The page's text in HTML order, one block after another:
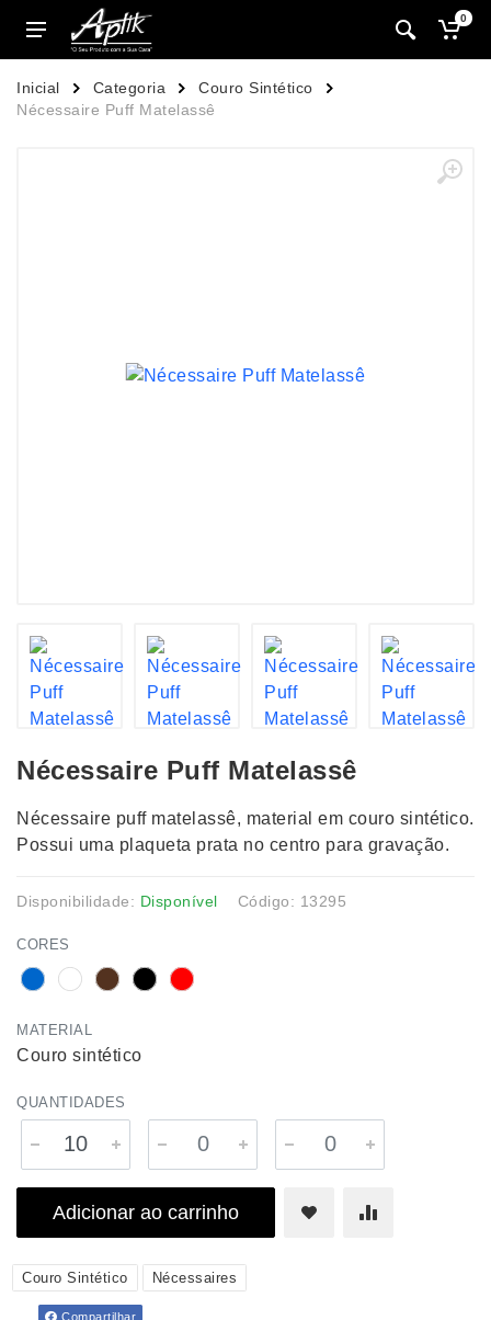
0
Inicial Categoria
Couro Sintético
Nécessaire Puff Matelassê
Nécessaire Puff Matelassê
Nécessaire puff matelassê, material em couro sintético.
Possui uma plaqueta prata no centro para gravação.
Disponibilidade: Disponível Código: 13295
CORES
MATERIAL
Couro sintético
QUANTIDADES
Adicionar ao carrinho
Couro Sintético Nécessaires
Compartilhar